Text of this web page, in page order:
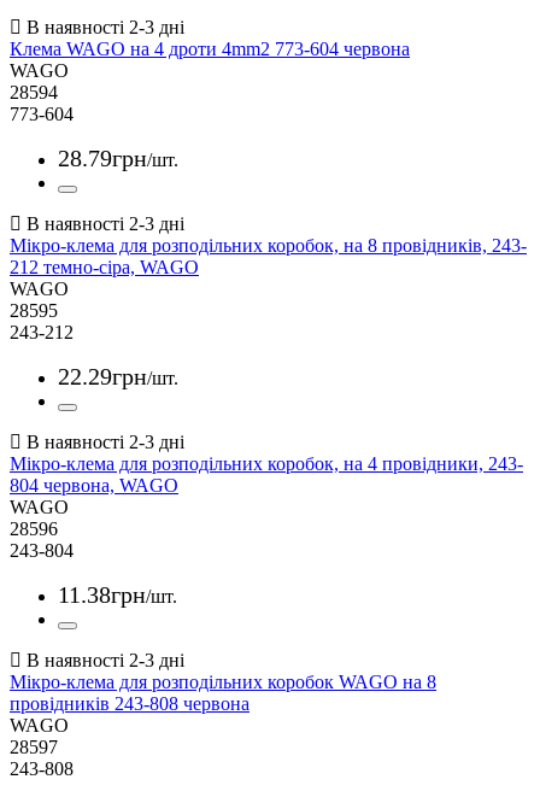
Клема WAGO на 4 дроти 4mm2 773-604 червона
WAGO
28594
773-604
28.79грн/шт.
Мікро-клема для розподільних коробок, на 8 провідників, 243-
212 темно-сіра, WAGO
WAGO
28595
243-212
22.29грн/шт.
Мікро-клема для розподільних коробок, на 4 провідники, 243-
804 червона, WAGO
WAGO
28596
243-804
11.38грн/шт.
Мікро-клема для розподільних коробок WAGO на 8
провідників 243-808 червона
WAGO
28597
243-808